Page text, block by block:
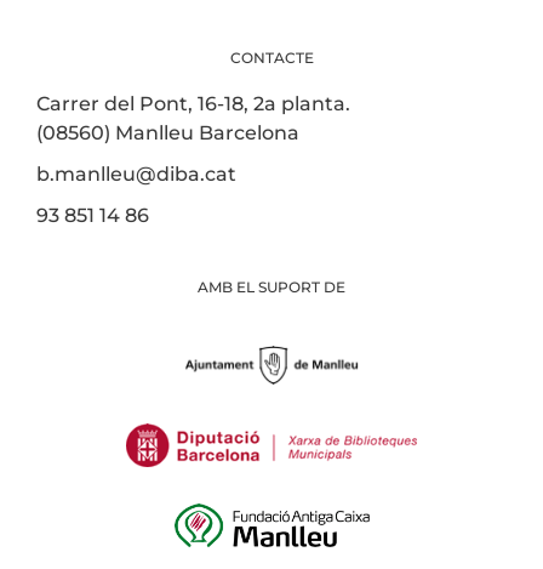
CONTACTE
Carrer del Pont, 16-18, 2a planta.
(08560) Manlleu Barcelona
b.manlleu@diba.cat
93 851 14 86
AMB EL SUPORT DE